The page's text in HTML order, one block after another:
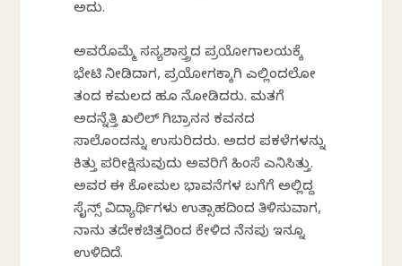
ಅದು.
ಅವರೊಮ್ಮೆ ಸಸ್ಯಶಾಸ್ತ್ರದ ಪ್ರಯೋಗಾಲಯಕ್ಕೆ
ಭೇಟಿ ನೀಡಿದಾಗ, ಪ್ರಯೋಗಕ್ಕಾಗಿ ಎಲ್ಲಿಂದಲೋ
ತಂದ ಕಮಲದ ಹೂ ನೋಡಿದರು. ಮತಗೆ
ಅದನ್ನೆತ್ತಿ ಖಲಿಲ್ ಗಿಬ್ರಾನನ ಕವನದ
ಸಾಲೊಂದನ್ನು ಉಸುರಿದರು. ಅದರ ಪಕಳೆಗಳನ್ನು
ಕಿತ್ತು ಪರೀಕ್ಷಿಸುವುದು ಅವರಿಗೆ ಹಿಂಸೆ ಎನಿಸಿತ್ತು.
ಅವರ ಈ ಕೋಮಲ ಭಾವನೆಗಳ ಬಗೆಗೆ ಅಲ್ಲಿದ್ದ
ಸೈನ್ಸ್ ವಿದ್ಯಾರ್ಥಿಗಳು ಉತ್ಸಾಹದಿಂದ ತಿಳಿಸುವಾಗ,
ನಾನು ತದೇಕಚಿತ್ತದಿಂದ ಕೇಳಿದ ನೆನಪು ಇನ್ನೂ
ಉಳಿದಿದೆ.